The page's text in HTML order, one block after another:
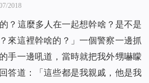
2018
的？這麼多人在一起想幹啥？是不是
來這裡幹啥的？」一個警察一邊抓
手一邊吼道，當時就把我外甥嚇矇
答道：「這些都是我親戚，他是我